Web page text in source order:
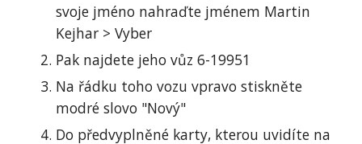
svoje jméno nahraďte jménem Martin
Kejhar > Vyber
Pak najdete jeho vůz 6-19951
Na řádku toho vozu vpravo stiskněte
modré slovo "Nový"
Do předvyplněné karty, kterou uvidíte na